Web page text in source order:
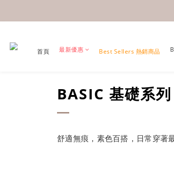
首頁 最新優惠 Best Sellers 熱銷商品
BASIC 基礎系列
舒適無痕，素色百搭，日常穿著